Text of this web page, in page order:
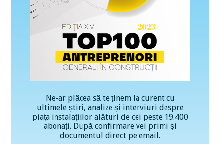
Ne-ar plăcea să te ținem la curent cu
ultimele știri, analize și interviuri despre
piața instalațiilor alături de cei peste 19.400
abonați. După confirmare vei primi și
documentul direct pe email.